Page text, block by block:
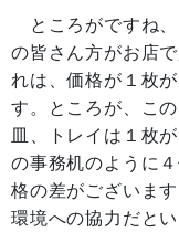
ところがですね、
の皆さん方がお店
れは、価格が１枚
す。ところが、こ
皿、トレイは１枚
の事務机のように
格の差がございま
環境への協力だと